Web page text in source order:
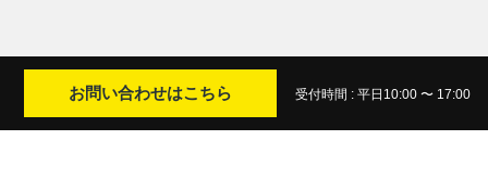
お問い合わせはこちら 受付時間 : 平日10:00 〜 17:00